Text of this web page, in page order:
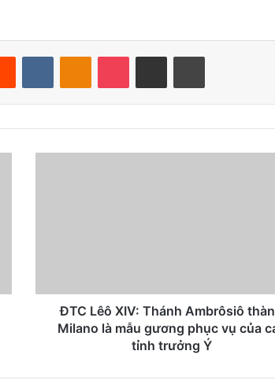
ĐTC Lêô XIV: Thánh Ambrôsiô
Milano là mẫu gương phục vụ của
tỉnh trưởng Ý